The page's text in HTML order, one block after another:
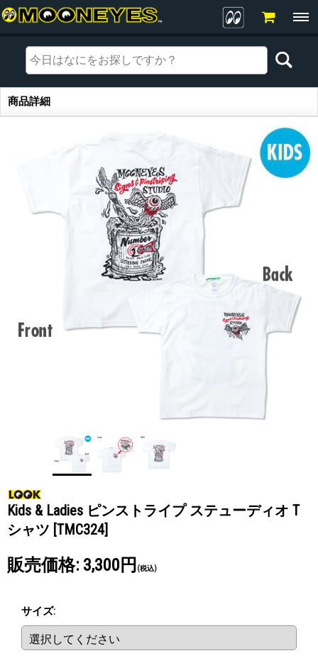
商品詳細
商品詳細
Kids & Ladies ピンストライプ ステューディオ T
シャツ [TMC324]
販売価格: 3,300円 (税込)
サイズ: